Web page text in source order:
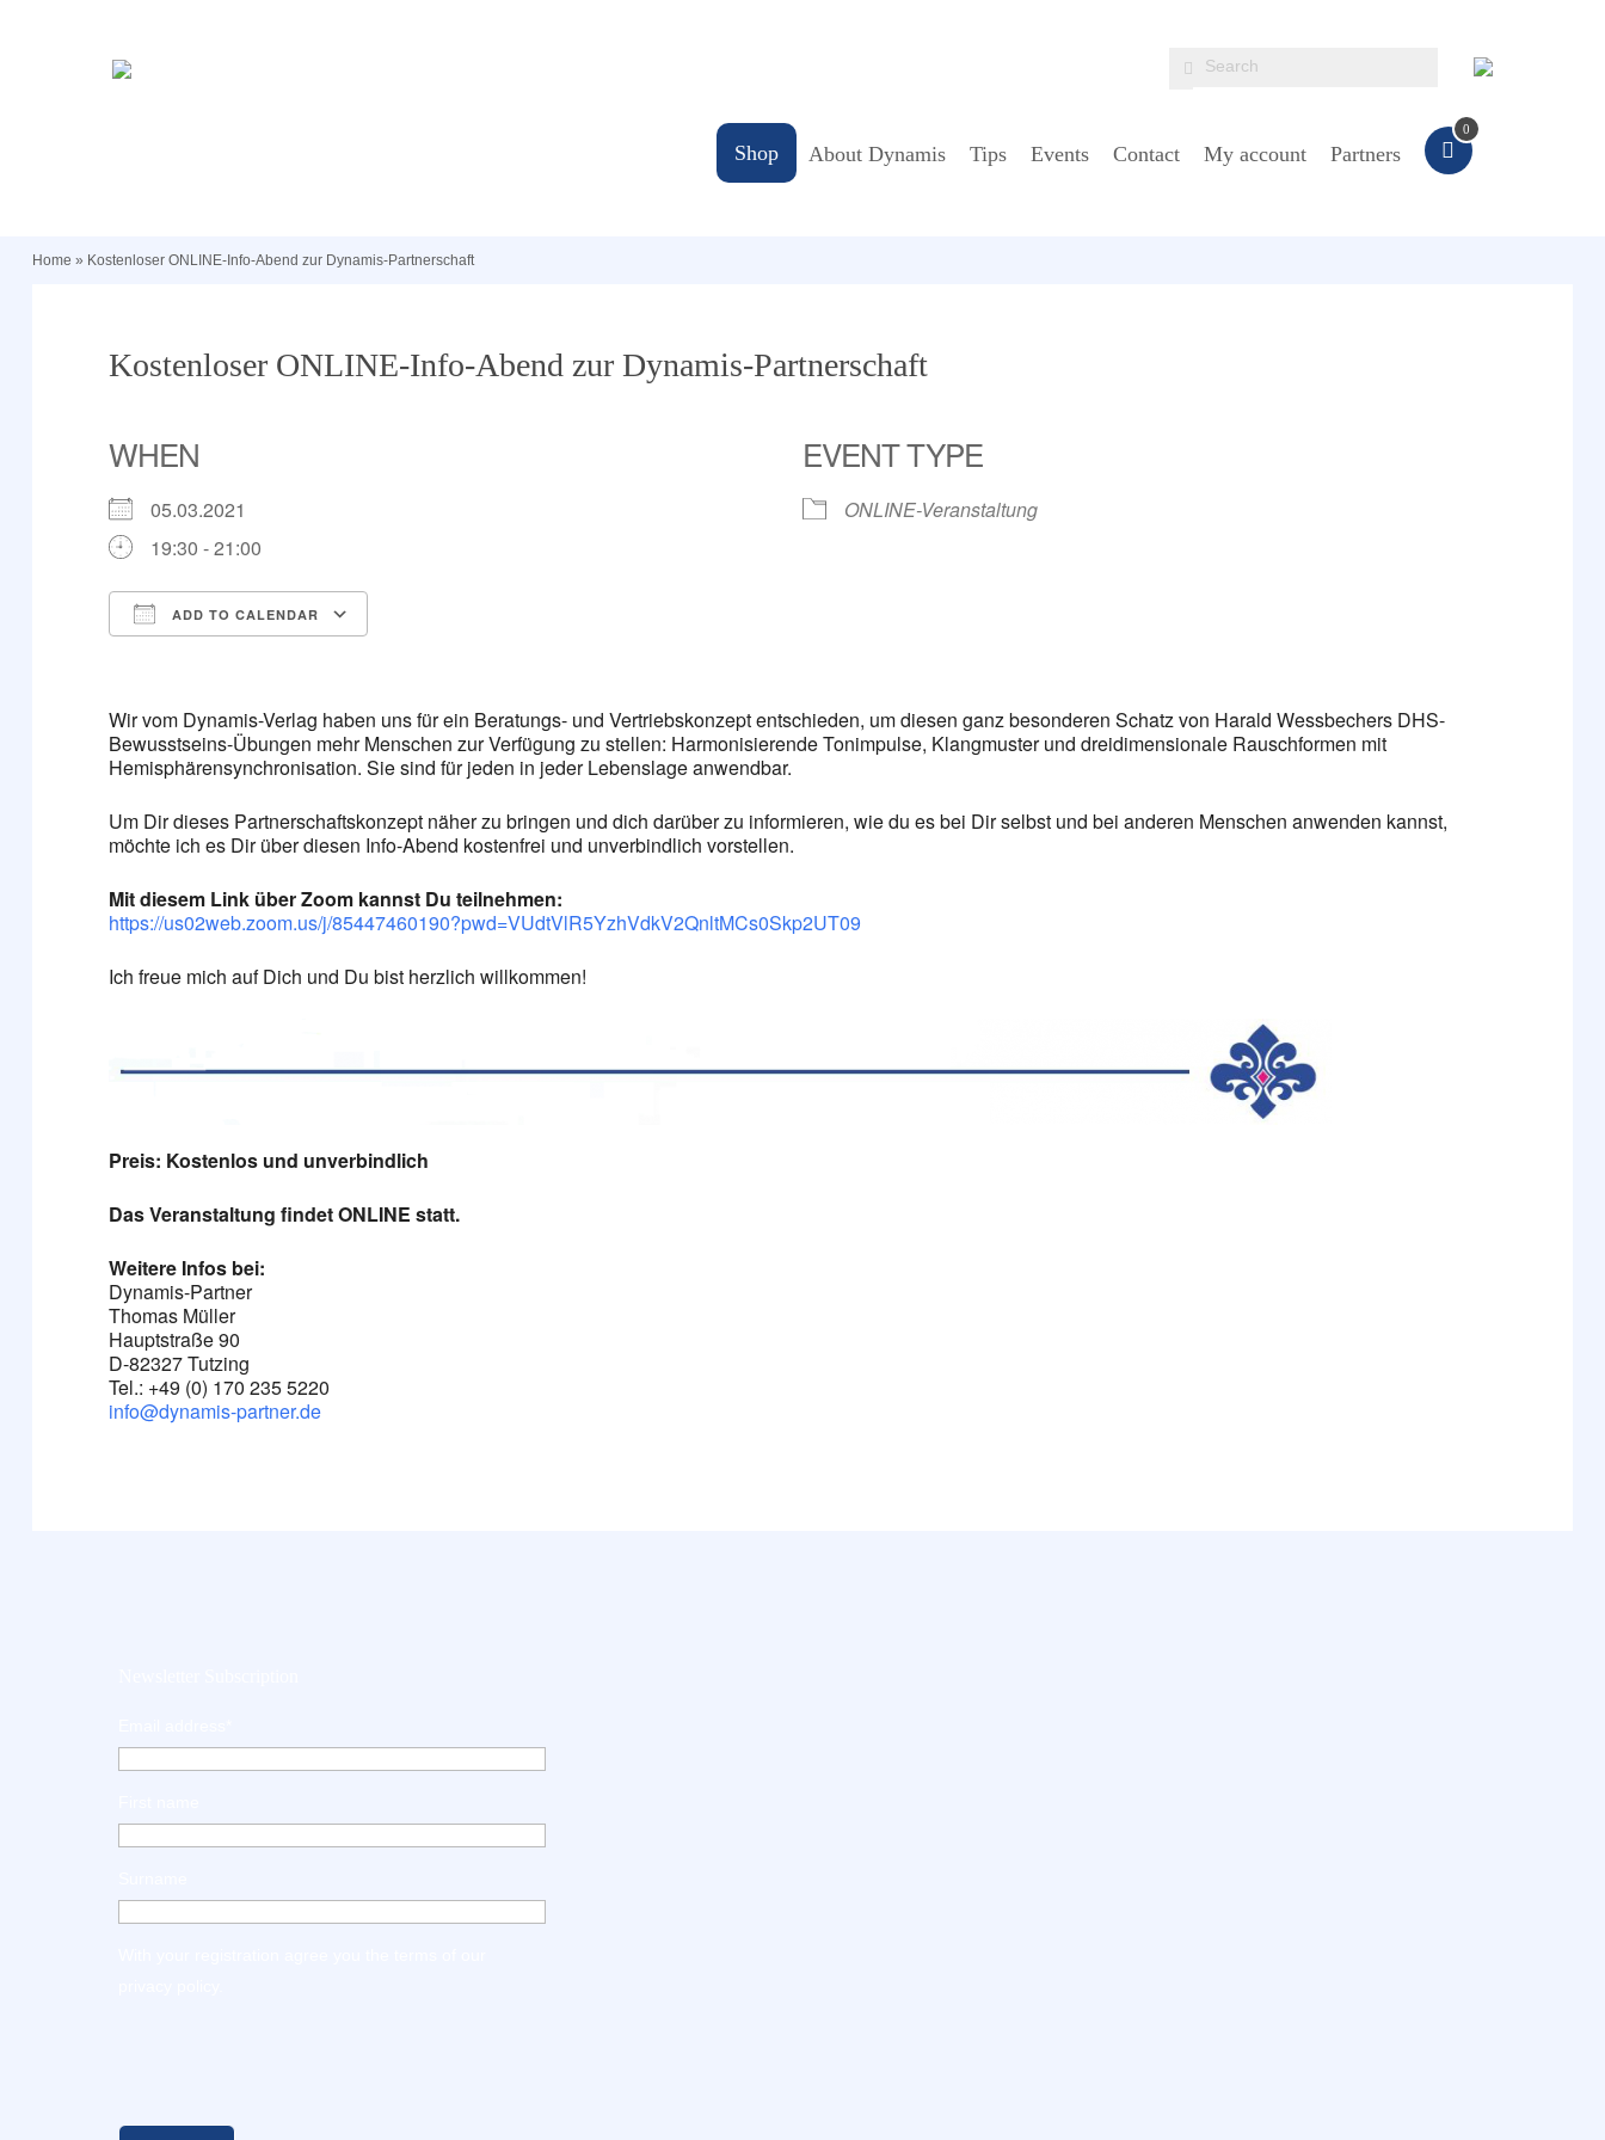
Shop About Dynamis Tips Events Contact My account Partners
0
Home » Kostenloser ONLINE-Info-Abend zur Dynamis-Partnerschaft
Kostenloser ONLINE-Info-Abend zur Dynamis-Partnerschaft
WHEN
05.03.2021
19:30 - 21:00
ADD TO CALENDAR
EVENT TYPE
ONLINE-Veranstaltung
Wir vom Dynamis-Verlag haben uns für ein Beratungs- und Vertriebskonzept entschieden, um diesen ganz besonderen Schatz von Harald Wessbechers DHS-
Bewusstseins-Übungen mehr Menschen zur Verfügung zu stellen: Harmonisierende Tonimpulse, Klangmuster und dreidimensionale Rauschformen mit
Hemisphärensynchronisation. Sie sind für jeden in jeder Lebenslage anwendbar.
Um Dir dieses Partnerschaftskonzept näher zu bringen und dich darüber zu informieren, wie du es bei Dir selbst und bei anderen Menschen anwenden kannst,
möchte ich es Dir über diesen Info-Abend kostenfrei und unverbindlich vorstellen.
Mit diesem Link über Zoom kannst Du teilnehmen:
https://us02web.zoom.us/j/85447460190?pwd=VUdtVlR5YzhVdkV2QnltMCs0Skp2UT09
Ich freue mich auf Dich und Du bist herzlich willkommen!
Preis: Kostenlos und unverbindlich
Das Veranstaltung findet ONLINE statt.
Weitere Infos bei:
Dynamis-Partner
Thomas Müller
Hauptstraße 90
D-82327 Tutzing
Tel.: +49 (0) 170 235 5220
info@dynamis-partner.de